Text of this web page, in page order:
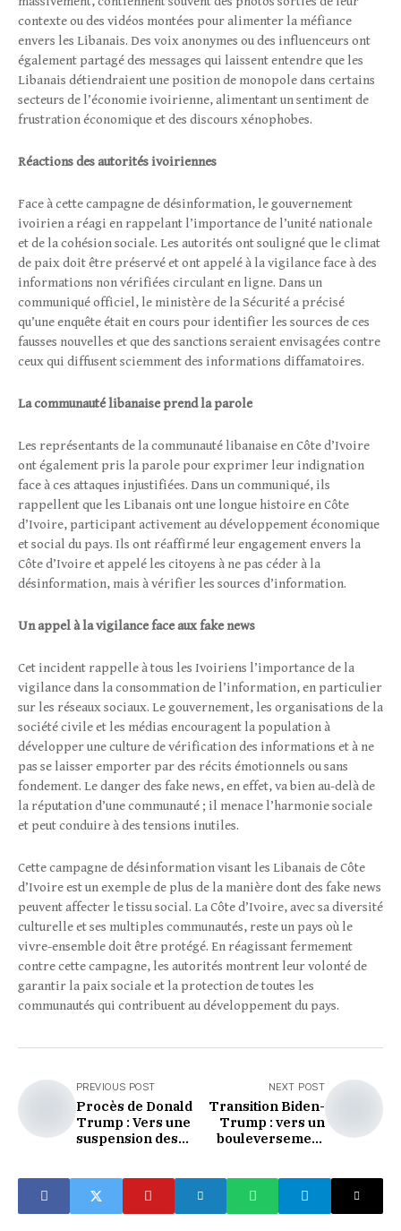
contexte ou des vidéos montées pour alimenter la méfiance
envers les Libanais. Des voix anonymes ou des influenceurs ont
également partagé des messages qui laissent entendre que les
Libanais détiendraient une position de monopole dans certains
secteurs de l’économie ivoirienne, alimentant un sentiment de
frustration économique et des discours xénophobes.
Réactions des autorités ivoiriennes
Face à cette campagne de désinformation, le gouvernement
ivoirien a réagi en rappelant l’importance de l’unité nationale
et de la cohésion sociale. Les autorités ont souligné que le climat
de paix doit être préservé et ont appelé à la vigilance face à des
informations non vérifiées circulant en ligne. Dans un
communiqué officiel, le ministère de la Sécurité a précisé
qu’une enquête était en cours pour identifier les sources de ces
fausses nouvelles et que des sanctions seraient envisagées contre
ceux qui diffusent sciemment des informations diffamatoires.
La communauté libanaise prend la parole
Les représentants de la communauté libanaise en Côte d’Ivoire
ont également pris la parole pour exprimer leur indignation
face à ces attaques injustifiées. Dans un communiqué, ils
rappellent que les Libanais ont une longue histoire en Côte
d’Ivoire, participant activement au développement économique
et social du pays. Ils ont réaffirmé leur engagement envers la
Côte d’Ivoire et appelé les citoyens à ne pas céder à la
désinformation, mais à vérifier les sources d’information.
Un appel à la vigilance face aux fake news
Cet incident rappelle à tous les Ivoiriens l’importance de la
vigilance dans la consommation de l’information, en particulier
sur les réseaux sociaux. Le gouvernement, les organisations de la
société civile et les médias encouragent la population à
développer une culture de vérification des informations et à ne
pas se laisser emporter par des récits émotionnels ou sans
fondement. Le danger des fake news, en effet, va bien au-delà de
la réputation d’une communauté ; il menace l’harmonie sociale
et peut conduire à des tensions inutiles.
Cette campagne de désinformation visant les Libanais de Côte
d’Ivoire est un exemple de plus de la manière dont des fake news
peuvent affecter le tissu social. La Côte d’Ivoire, avec sa diversité
culturelle et ses multiples communautés, reste un pays où le
vivre-ensemble doit être protégé. En réagissant fermement
contre cette campagne, les autorités montrent leur volonté de
garantir la paix sociale et la protection de toutes les
communautés qui contribuent au développement du pays.
PREVIOUS POST
Procès de Donald
Trump : Vers une
suspension des
demandes du
procureur spécial
NEXT POST
Transition Biden-
Trump : vers un
bouleversement
américaine en
Ukraine et au
Proche-Orient